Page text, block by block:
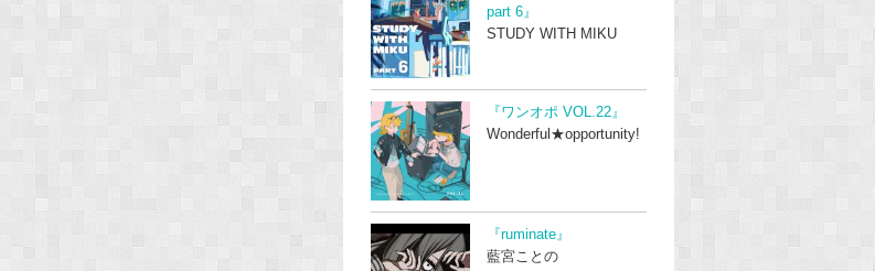
part 6』
STUDY WITH MIKU
『ワンオポ VOL.22』
Wonderful★opportunity!
『ruminate』
藍宮ことの